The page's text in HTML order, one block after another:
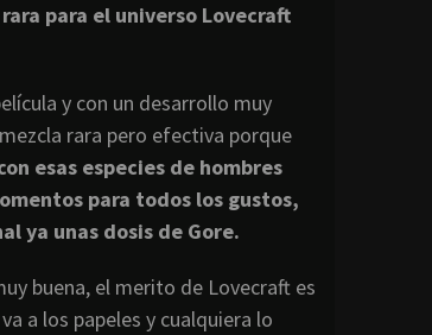
para el universo Lovecraft
y con un desarrollo muy
rara pero efectiva porque
esas especies de hombres
para todos los gustos,
ya unas dosis de Gore.
buena, el merito de Lovecraft es
a los papeles y cualquiera lo